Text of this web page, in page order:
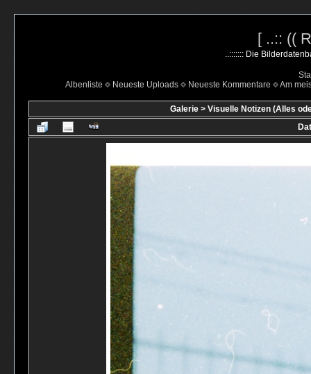
[ ..:: ((
..::::::: Die
Albenliste
Neueste Uploads Neueste Kommentare Am
Galerie> Visuelle Notizen (Alles